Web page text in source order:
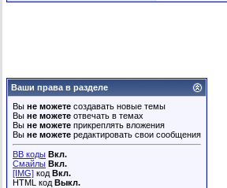
Ваши права в разделе
Вы не можете создавать новые темы
Вы не можете отвечать в темах
Вы не можете прикреплять вложения
Вы не можете редактировать свои сообщения
BB коды Вкл.
Смайлы Вкл.
[IMG] код Вкл.
HTML код Выкл.